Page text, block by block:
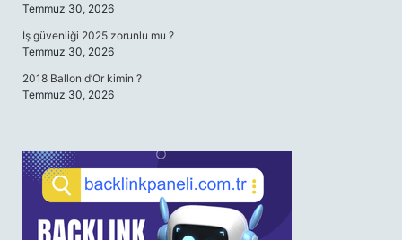
Temmuz 30, 2026
İş güvenliği 2025 zorunlu mu ?
Temmuz 30, 2026
2018 Ballon d’Or kimin ?
Temmuz 30, 2026